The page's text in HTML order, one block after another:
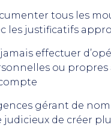
tous les
les justificatifs
jamais effectuer
ou propres
gérant de
judicieux de créer